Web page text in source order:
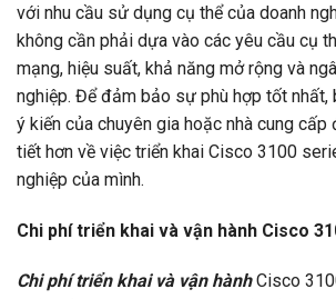
với nhu cầu sử dụng cụ thể của doanh
không cần phải dựa vào các yêu cầu cụ
mạng, hiệu suất, khả năng mở rộng và
nghiệp. Để đảm bảo sự phù hợp tốt nhất,
ý kiến của chuyên gia hoặc nhà cung
tiết hơn về việc triển khai Cisco 3100
nghiệp của mình.
Chi phí triển khai và vận hành Cisco
Chi phí triển khai và vận hànhCisco